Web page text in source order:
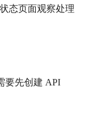
态页面观察处理
要先创建 API